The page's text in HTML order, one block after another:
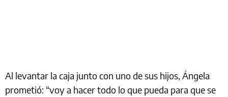
Al levantar la caja junto con uno de sus hijos, Ángela
prometió: “voy a hacer todo lo que pueda para que se